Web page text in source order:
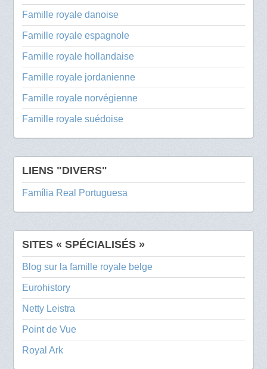
Famille royale danoise
Famille royale espagnole
Famille royale hollandaise
Famille royale jordanienne
Famille royale norvégienne
Famille royale suédoise
LIENS "DIVERS"
Família Real Portuguesa
SITES « SPÉCIALISÉS »
Blog sur la famille royale belge
Eurohistory
Netty Leistra
Point de Vue
Royal Ark